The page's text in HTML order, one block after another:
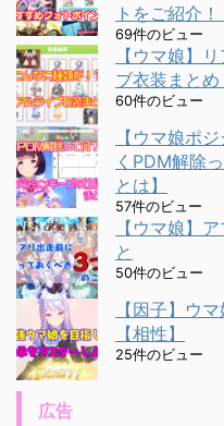
トをご紹介
69件のビュー
【ウマ娘】
ブ衣装まとめ
60件のビュー
【ウマ娘ポ
くPDM解除
とは】
57件のビュー
【ウマ娘】
と
50件のビュー
【因子】ウ
【相性】
25件のビュー
広告